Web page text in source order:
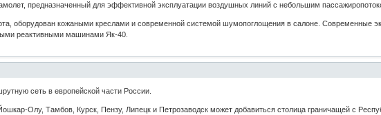
предназначенный для эффективной эксплуатации воздушных линий с небольшим
оборудован кожаными креслами и современной системой шумопоглощения в салоне. Современные
реактивными машинами Як-40.
сеть в европейской части России.
Олу, Тамбов, Курск, Пензу, Липецк и Петрозаводск может добавиться столица граничащей с